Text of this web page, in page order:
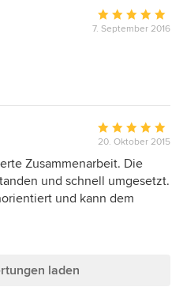
Bewertung:
Sternen
7. September 2016
Bewertung:
5
von
5
20. Oktober 2015
Zusammenarbeit. Die
und schnell umgesetzt.
und kann dem
laden